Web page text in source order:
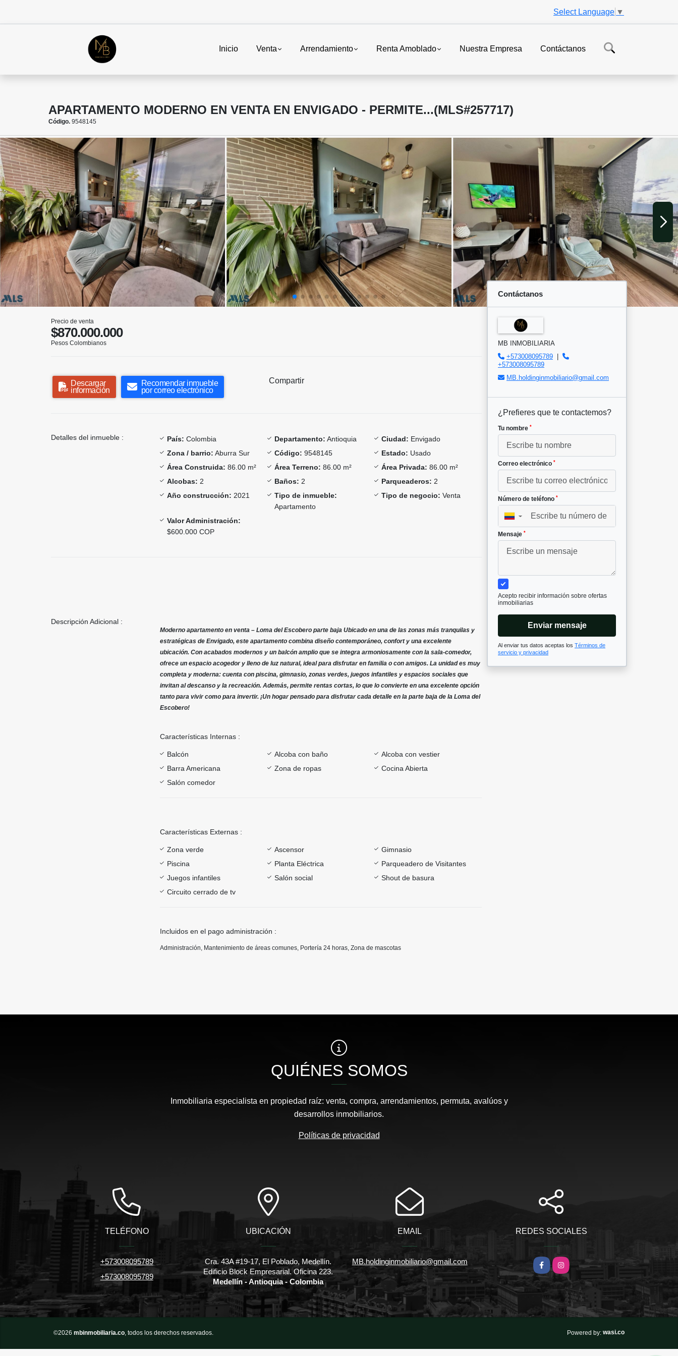
Select Language ▼
Inicio Venta Arrendamiento Renta Amoblado Nuestra Empresa Contáctanos
APARTAMENTO MODERNO EN VENTA EN ENVIGADO - PERMITE...(MLS#257717)
Código. 9548145
Precio de venta
$870.000.000
Pesos Colombianos
Descargar
información
Recomendar inmueble
por correo electrónico
Compartir
Detalles del inmueble : País: Colombia Departamento: Antioquia Ciudad: Envigado
Zona / barrio: Aburra Sur Código: 9548145 Estado: Usado
Área Construida: 86.00 m² Área Terreno: 86.00 m² Área Privada: 86.00 m²
Alcobas: 2 Baños: 2 Parqueaderos: 2
Año construcción: 2021
Tipo de inmueble:
Apartamento
Tipo de negocio: Venta
Valor Administración:
$600.000 COP
Descripción Adicional :
Moderno apartamento en venta – Loma del Escobero parte baja Ubicado en una de las zonas más tranquilas y
estratégicas de Envigado, este apartamento combina diseño contemporáneo, confort y una excelente
ubicación. Con acabados modernos y un balcón amplio que se integra armoniosamente con la sala-comedor,
ofrece un espacio acogedor y lleno de luz natural, ideal para disfrutar en familia o con amigos. La unidad es muy
completa y moderna: cuenta con piscina, gimnasio, zonas verdes, juegos infantiles y espacios sociales que
invitan al descanso y la recreación. Además, permite rentas cortas, lo que lo convierte en una excelente opción
tanto para vivir como para invertir. ¡Un hogar pensado para disfrutar cada detalle en la parte baja de la Loma del
Escobero!
Características Internas :
Balcón Alcoba con baño
Alcoba con vestier
Barra Americana
Zona de ropas
Cocina Abierta
Salón comedor
Características Externas :
Zona verde Ascensor
Gimnasio
Piscina
Planta Eléctrica
Parqueadero de Visitantes
Juegos infantiles
Salón social
Shout de basura
Circuito cerrado de tv
Incluidos en el pago administración :
Administración, Mantenimiento de áreas comunes, Portería 24 horas, Zona de mascotas
Contáctanos
MB INMOBILIARIA
+573008095789
+573008095789
MB.holdinginmobiliario@gmail.com
¿Prefieres que te contactemos?
Tu nombre *
Correo electrónico *
Número de teléfono *
▼
Mensaje *
Acepto recibir información sobre ofertas
inmobiliarias
Enviar mensaje
Al enviar tus datos aceptas los Términos de
servicio y privacidad
QUIÉNES SOMOS
Inmobiliaria especialista en propiedad raíz: venta, compra, arrendamientos, permuta, avalúos y
desarrollos inmobiliarios.
Políticas de privacidad
TELÉFONO
+573008095789
+573008095789
UBICACIÓN
Cra. 43A #19-17, El Poblado, Medellín.
Edificio Block Empresarial. Oficina 223.
Medellín - Antioquia - Colombia
EMAIL
MB.holdinginmobiliario@gmail.com
REDES SOCIALES
FacebookInstagram
©2026 mbinmobiliaria.co , todos los derechos reservados. Powered by: wasi.co